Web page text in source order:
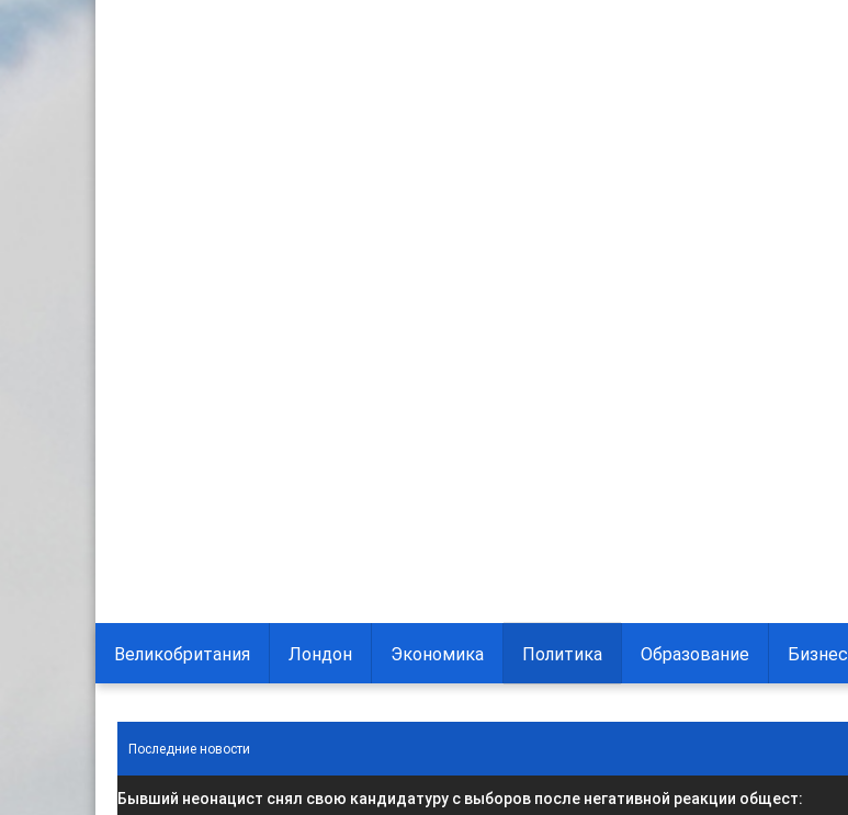
Великобритания Лондон Экономика Политика Образование Бизнес
Последние новости
Бывший неонацист снял свою кандидатуру с выборов после негативной реакции общест: